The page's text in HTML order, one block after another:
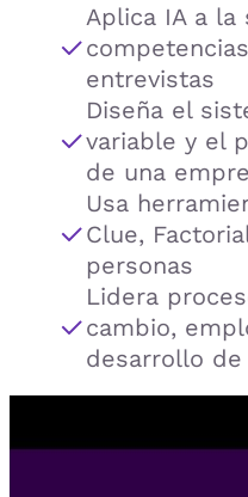
Aplica IA a
entrevistas
Diseña el
variable y el
de una
Usa
Clue,
personas
Lidera
cambio,
desarrollo